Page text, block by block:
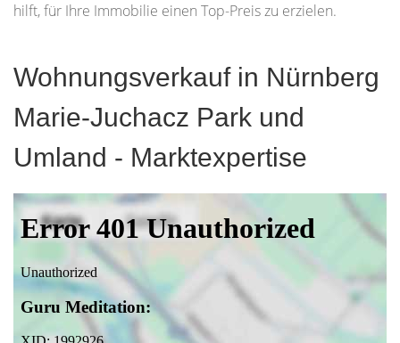
hilft, für Ihre Immobilie einen Top-Preis zu erzielen.
Wohnungsverkauf in Nürnberg
Marie-Juchacz Park und
Umland - Marktexpertise